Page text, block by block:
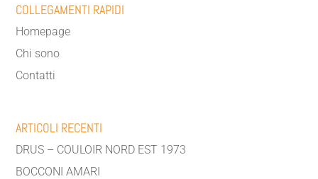
COLLEGAMENTI RAPIDI
Homepage
Chi sono
Contatti
ARTICOLI RECENTI
DRUS – COULOIR NORD EST 1973
BOCCONI AMARI